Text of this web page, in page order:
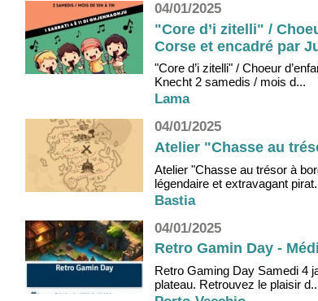
04/01/2025
"Core d’i zitelli" /
Corse et encadré par
"Core d’i zitelli" / Choeur
Knecht 2 samedis / mois d...
Lama
04/01/2025
Atelier "Chasse au
Atelier "Chasse au trésor à
légendaire et extravagant
Bastia
04/01/2025
Retro Gamin Day -
Retro Gaming Day Samedi 4
plateau. Retrouvez le plaisir